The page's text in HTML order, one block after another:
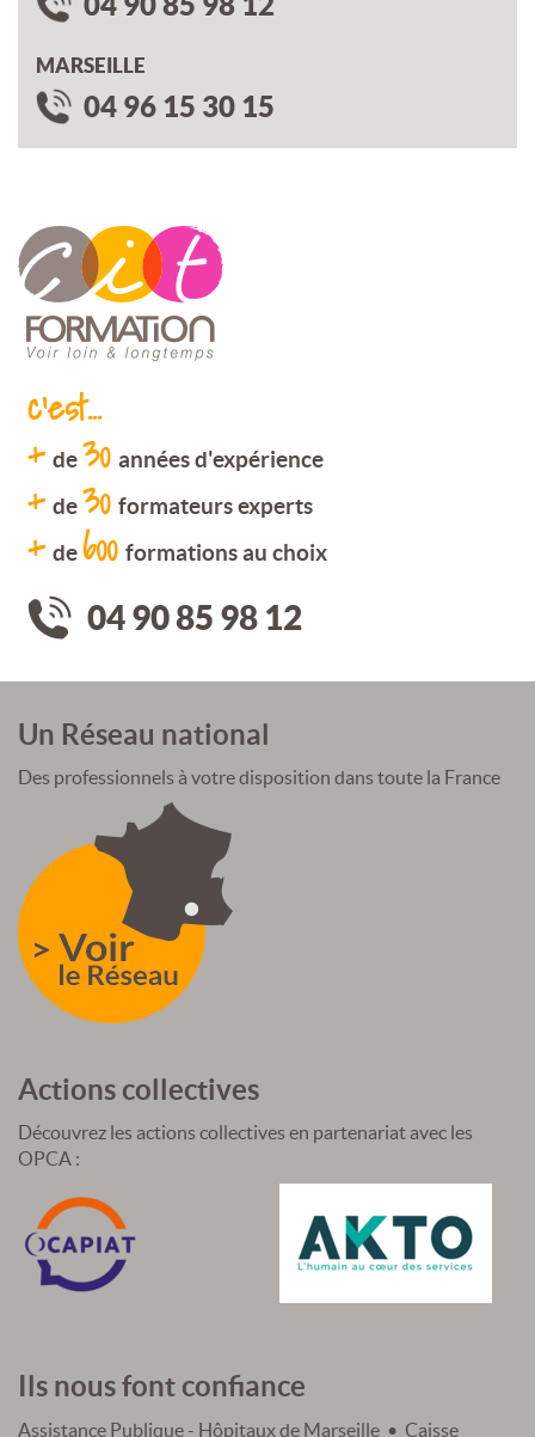
MARSEILLE
04 96 15 30 15
c'est...
+ de30 années d'expérience
+ de30 formateurs experts
+ de600 formations au choix
04 90 85 98 12
Un Réseau national
Des professionnels à votre disposition dans toute la France
Actions collectives
Découvrez les actions collectives en partenariat avec les
OPCA :
Ils nous font confiance
Assistance Publique - Hôpitaux de Marseille • Caisse